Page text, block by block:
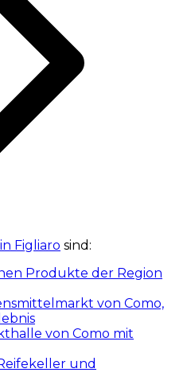
Figliaro sind:
Produkte der Region
von Como,
von Como mit
und